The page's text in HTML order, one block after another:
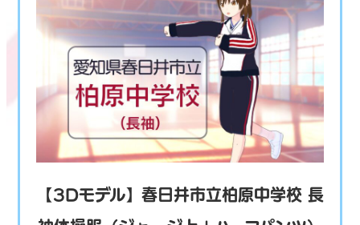
【3Dモデル】春日井市立柏原中学校 長